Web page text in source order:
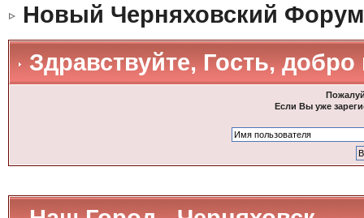
Новый Черняховский Форум
Здравствуйте, Гость,
Если Вы уже